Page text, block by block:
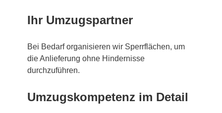
Ihr Umzugspartner
Bei Bedarf organisieren wir Sperrflächen, um
die Anlieferung ohne Hindernisse
durchzuführen.
Umzugskompetenz im Detail